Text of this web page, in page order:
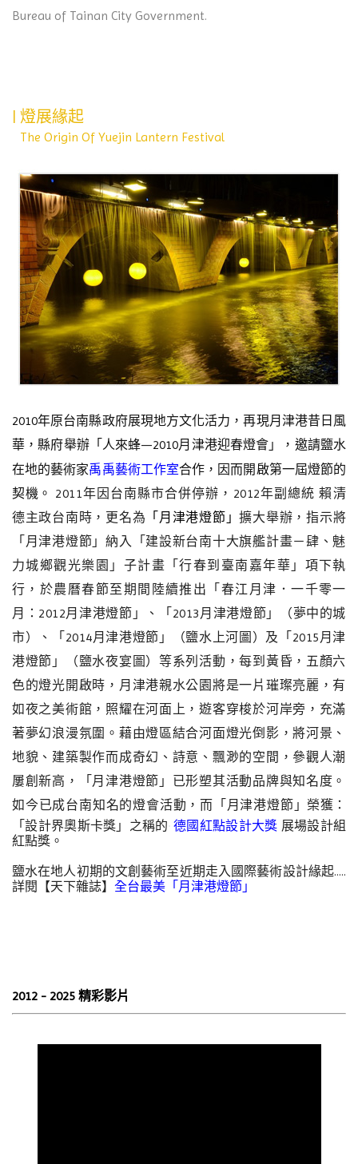
Bureau of Tainan City Government.
| 燈展緣起
The Origin Of Yuejin Lantern Festival
2010年原台南縣政府展現地方文化活力，再現月津港昔日風
華，縣府舉辦「人來蜂—2010月津港迎春燈會」，邀請鹽水
在地的藝術家禹禹藝術工作室合作，因而開啟第一屆燈節的
契機。 2011年因台南縣市合併停辦，2012年副總統 賴清
德主政台南時，更名為 「月津港燈節」擴大舉辦，指示將
「月津港燈節」納入「建設新台南十大旗艦計畫－肆、魅
力城鄉觀光樂園」子計畫「行春到臺南嘉年華」項下執
行，於農曆春節至期間陸續推出「春江月津．一千零一
月：2012月津港燈節」、「2013月津港燈節」（夢中的城
市）、「2014月津港燈節」（鹽水上河圖）及「2015月津
港燈節」（鹽水夜宴圖）等系列活動，每到黃昏，五顏六
色的燈光開啟時，月津港親水公園將是一片璀璨亮麗，有
如夜之美術館，照耀在河面上，遊客穿梭於河岸旁，充滿
著夢幻浪漫氛圍。藉由燈區結合河面燈光倒影，將河景、
地貌、建築製作而成奇幻、詩意、飄渺的空間，參觀人潮
屢創新高，「月津港燈節」已形塑其活動品牌與知名度。
如今已成台南知名的燈會活動，而「月津港燈節」 榮獲：
「設計界奧斯卡獎」之稱的 德國紅點設計大獎 展場設計組
紅點獎。
鹽水在地人初期的文創藝術至近期走入國際藝術設計緣起.....
詳閱【天下雜誌】 全台最美「月津港燈節」
2012 - 2025 精彩影片